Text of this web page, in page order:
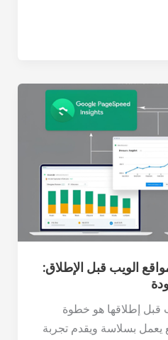
الويب قبل الإطلاق:
قبل إطلاقها هو خطوة
بسلاسة ويقدم تجربة